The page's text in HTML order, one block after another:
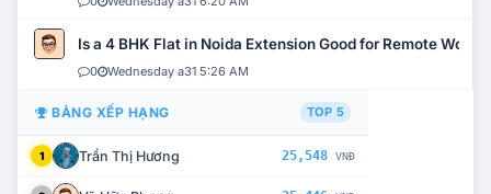
Is a 4 BHK Flat in Noida Extension Good for Remote Work?
0 Wednesday a31 5:26 AM
BẢNG XẾP HẠNG TOP 5
1 Trần Thị Hương 25,548 VNĐ